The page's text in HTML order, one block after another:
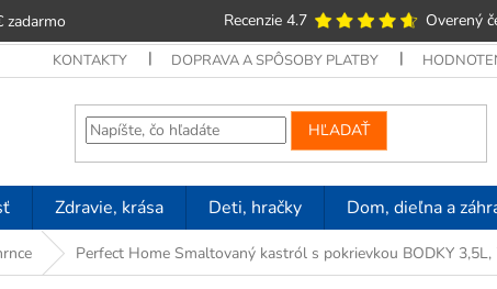
zadarmo Recenzie 4.7 Overený
KONTAKTY DOPRAVA A SPÔSOBY PLATBY
HĽADAŤ
Zdravie, krása Deti, hračky Dom, dieľna a
Perfect Home Smaltovaný kastról s pokrievkou BODKY 3,5L,